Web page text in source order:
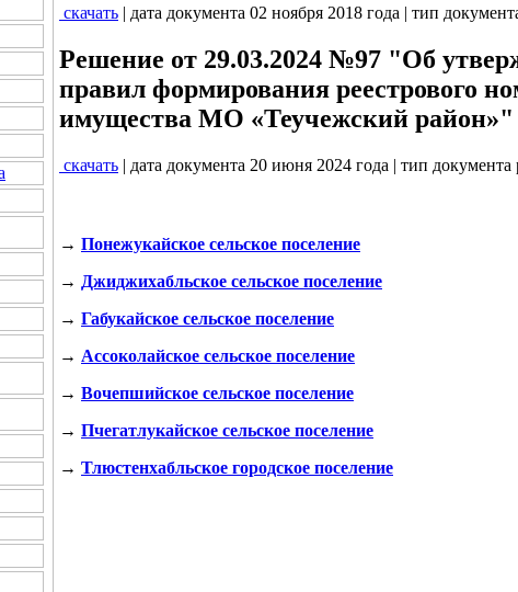
скачать | дата документа 02 ноября 2018 года | тип
Решение от 29.03.2024 №97 "Об
правил формирования реестрового
имущества МО «Теучежский район»"
скачать | дата документа 20 июня 2024 года | тип
→ Понежукайское сельское поселение
→ Джиджихабльское сельское поселение
→ Габукайское сельское поселение
→ Ассоколайское сельское поселение
→ Вочепшийское сельское поселение
→ Пчегатлукайское сельское поселение
→ Тлюстенхабльское городское поселение